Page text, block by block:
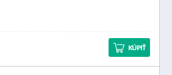
KÚPIŤ